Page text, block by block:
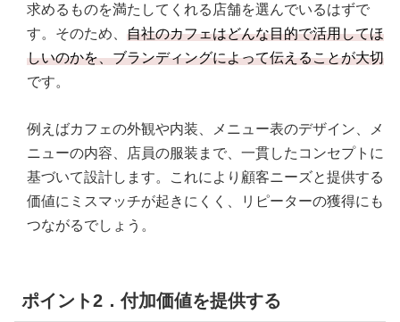
求めるものを満たしてくれる店舗を選んでいるはずで
す。そのため、 自社のカフェはどんな目的で活用してほ
しいのかを、ブランディングによって伝えることが大切
です。
例えばカフェの外観や内装、メニュー表のデザイン、メ
ニューの内容、店員の服装まで、一貫したコンセプトに
基づいて設計します。これにより顧客ニーズと提供する
価値にミスマッチが起きにくく、リピーターの獲得にも
つながるでしょう。
ポイント2．付加価値を提供する